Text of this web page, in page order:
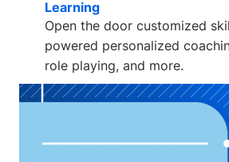
Learning
Open the door customized
powered personalized
role playing, and more.